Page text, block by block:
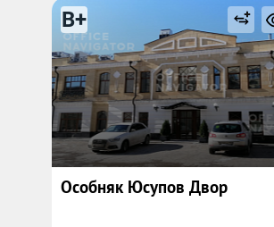
B+
Особняк Юсупов Двор